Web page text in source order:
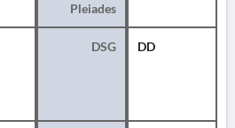
Pleiades
DSG DD